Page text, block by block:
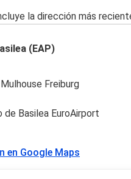
de Basilea EuroAirport
de Basilea EuroAirport
la dirección más
(EAP)
Freiburg
Basilea EuroAirport
en Google Maps